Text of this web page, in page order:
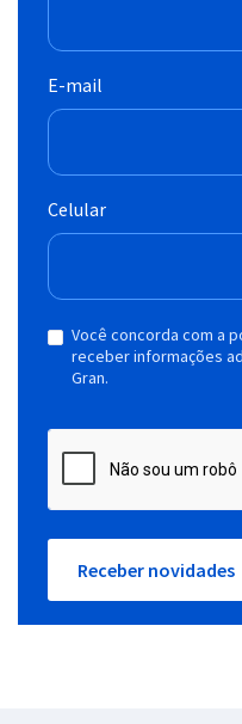
E-mail
Celular
Você concorda com a
receber informações
Gran.
Receber novidades